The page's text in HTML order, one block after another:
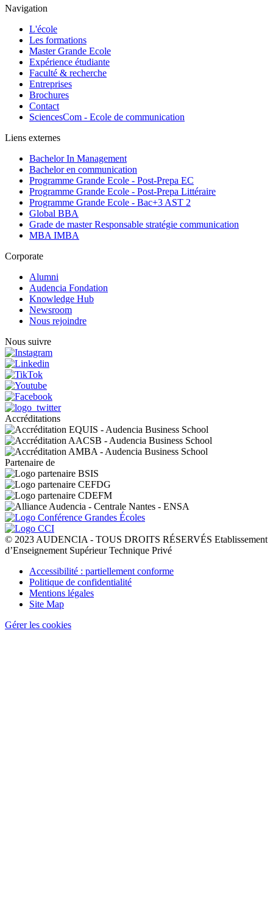
Navigation
L'école
Les formations
Master Grande Ecole
Expérience étudiante
Faculté & recherche
Entreprises
Brochures
Contact
SciencesCom - Ecole de communication
Liens externes
Bachelor In Management
Bachelor en communication
Programme Grande Ecole - Post-Prepa EC
Programme Grande Ecole - Post-Prepa Littéraire
Programme Grande Ecole - Bac+3 AST 2
Global BBA
Grade de master Responsable stratégie communication
MBA IMBA
Corporate
Alumni
Audencia Fondation
Knowledge Hub
Newsroom
Nous rejoindre
Nous suivre
Accréditations
Partenaire de
© 2023 AUDENCIA - TOUS DROITS RÉSERVÉS Etablissement
d’Enseignement Supérieur Technique Privé
Pied
page
Accessibilité : partiellement conforme
Politique de confidentialité
Mentions légales
Site Map
Gérer les cookies